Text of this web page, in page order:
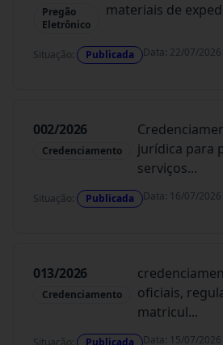
Pregão
Eletrônico
materiais de
Situação: Publicada Data: 22/07/2026
002/2026
Credenciamento
jurídica para
serviços...
Situação: Publicada Data: 16/07/2026
013/2026
Credenciamento
oficiais,
matricul...
Situação: Publicada Data: 15/07/2026